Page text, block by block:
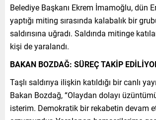
Belediye Başkanı Ekrem İmamoğlu, dün
yaptığı miting sırasında kalabalık bir
saldırısına uğradı. Saldırıda mitinge
kişi de yaralandı.
BAKAN BOZDAĞ: SÜREÇ TAKİP
Taşlı saldırıya ilişkin katıldığı bir canlı
Bakan Bozdağ, “Olaydan dolayı
isterim. Demokratik bir rekabetin devam